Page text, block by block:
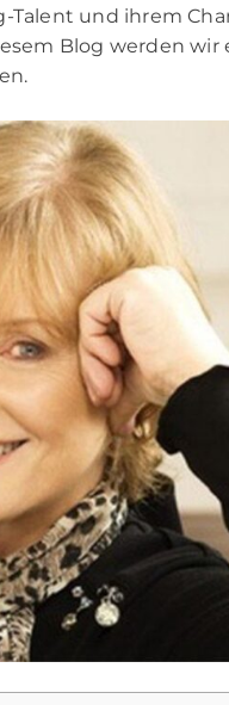
und ihrem
Blog werden wir